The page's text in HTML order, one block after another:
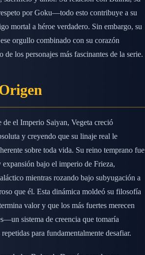
por Goku—todo esto contribuye a su
mortal a héroe verdadero. Sin embargo, su
orgullo combinado con su corazón
de los personajes más fascinantes de la serie.
el Imperio Saiyan, Vegeta creció
y creyendo que su linaje real le
sobre toda vida. Su reino temprano fue
bajo el imperio de Frieza,
mientras rozando bajo subyugación a
que él. Esta dinámica moldeó su filosofía
valor y que los más fuertes merecen
sistema de creencia que tomaría
para fundamentalmente desafiar.